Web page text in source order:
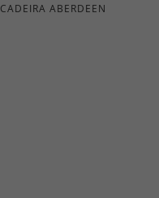
CADEIRA ABERDEEN